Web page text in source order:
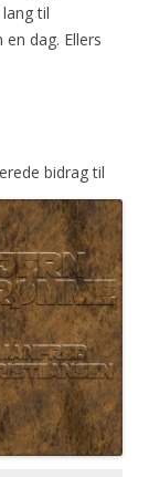
til
dag. Ellers
bidrag til